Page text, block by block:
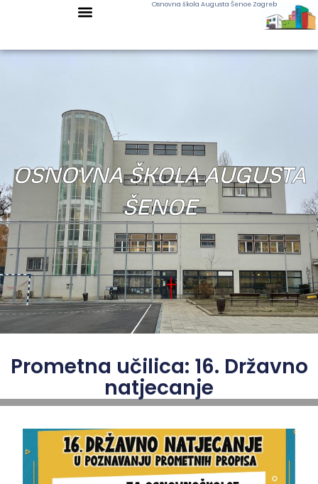
Osnovna škola Augusta Šenoe Zagreb
OSNOVNA ŠKOLA AUGUSTA
ŠENOE
Prometna učilica: 16. Državno
natjecanje